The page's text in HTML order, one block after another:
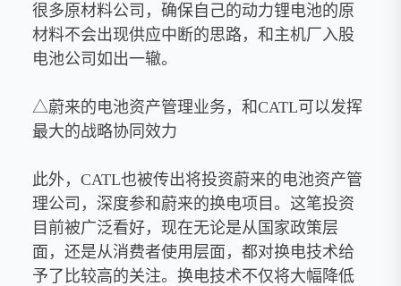
很多原材料公司，确保自己的动力锂电池的原
材料不会出现供应中断的思路，和主机厂入股
电池公司如出一辙。
△蔚来的电池资产管理业务，和CATL可以发挥
最大的战略协同效力
此外，CATL也被传出将投资蔚来的电池资产管
理公司，深度参和蔚来的换电项目。这笔投资
目前被广泛看好，现在无论是从国家政策层
面，还是从消费者使用层面，都对换电技术给
予了比较高的关注。换电技术不仅将大幅降低